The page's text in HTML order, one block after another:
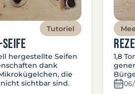
Tutoriel
hergestellte Seifen
dank
die
sichtbar sind.
1,8